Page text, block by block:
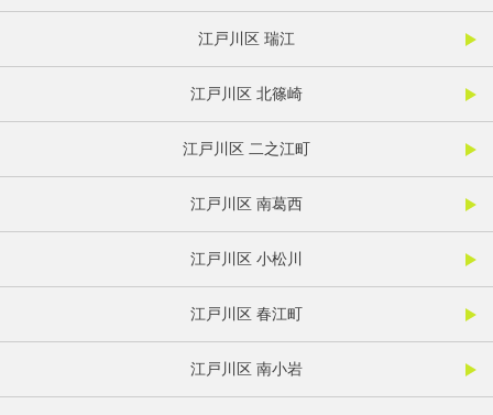
江戸川区 瑞江
江戸川区 北篠崎
江戸川区 二之江町
江戸川区 南葛西
江戸川区 小松川
江戸川区 春江町
江戸川区 南小岩